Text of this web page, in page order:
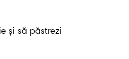
și să păstrezi